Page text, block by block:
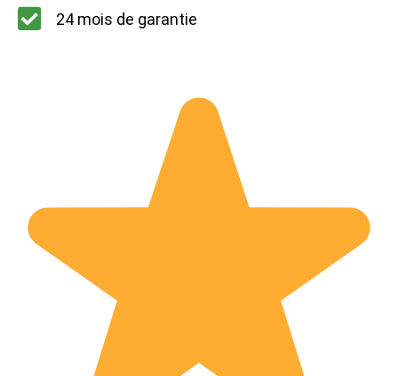
24 mois de garantie